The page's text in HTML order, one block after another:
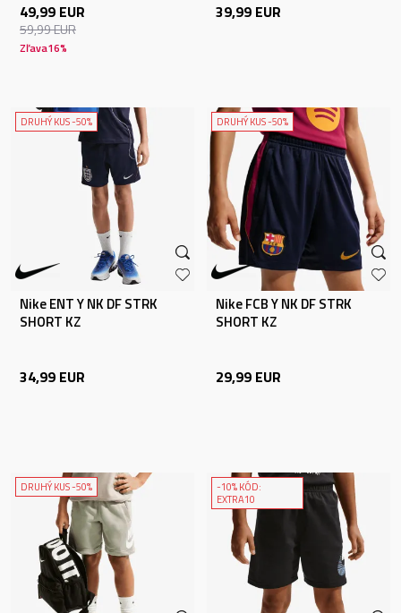
49,99 EUR
59,99EUR
Zľava16%
39,99 EUR
DRUHÝ KUS -50%
Nike ENT Y NK DF STRK
SHORT KZ
34,99 EUR
DRUHÝ KUS -50%
Nike FCB Y NK DF STRK
SHORT KZ
29,99 EUR
DRUHÝ KUS -50%
-10% KÓD:
EXTRA10